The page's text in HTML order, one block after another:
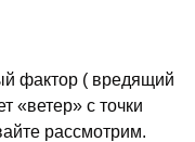
фактор ( вредящий
«ветер» с точки
рассмотрим.